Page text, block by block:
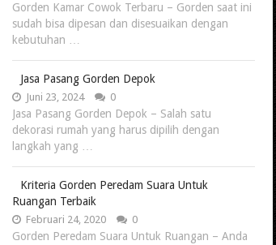
Gorden Kamar Cowok Terbaru – Gorden saat ini
sudah bisa dipesan dan disesuaikan dengan
kebutuhan …
Jasa Pasang Gorden Depok
Juni 23, 2024 0
Jasa Pasang Gorden Depok – Salah satu
dekorasi rumah yang harus dipilih dengan
langkah yang …
Kriteria Gorden Peredam Suara Untuk
Ruangan Terbaik
Februari 24, 2020 0
Gorden Peredam Suara Untuk Ruangan – Anda